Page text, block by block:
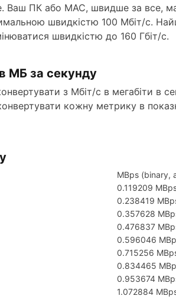
Ваш ПК або MAC, швидше за все,
швидкістю 100 Мбіт/с.
швидкістю до 160 Гбіт/с.
МБ за секунду
з Мбіт/с в мегабіти в
кожну метрику в
MBps (binary,
0.119209
0.238419
0.357628
0.476837
0.596046
0.715256
0.834465
0.953674
1.072884